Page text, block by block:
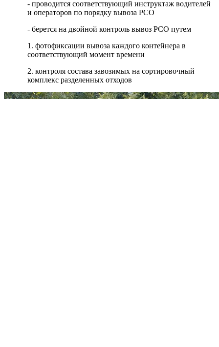
- проводится соответствующий инструктаж водителей
и операторов по порядку вывоза РСО
- берется на двойной контроль вывоз РСО путем
1. фотофиксации вывоза каждого контейнера в
соответствующий момент времени
2. контроля состава завозимых на сортировочный
комплекс разделенных отходов